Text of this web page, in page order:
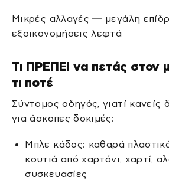
Μικρές αλλαγές — μεγάλη
εξοικονομήσεις λεφτά
Τι ΠΡΕΠΕΙ να πετάς στον
τι ποτέ
Σύντομος οδηγός, γιατί κανείς
για άσκοπες δοκιμές:
Μπλε κάδος: καθαρά
κουτιά από χαρτόνι, χαρτί,
συσκευασίες